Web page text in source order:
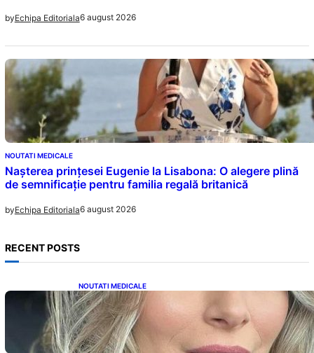
byEchipa Editoriala6 august 2026
NOUTATI MEDICALE
Nașterea prințesei Eugenie la Lisabona: O alegere plină
de semnificație pentru familia regală britanică
byEchipa Editoriala6 august 2026
RECENT POSTS
NOUTATI MEDICALE
Laura Cosoi și Povestea Maternității: O
Călătorie Plină de Dragoste și Provocări